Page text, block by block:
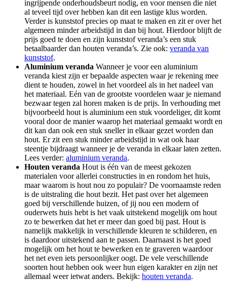
ingrijpende onderhoudsbeurt nodig, en voor mensen die niet
al teveel tijd over hebben kan dit een lastige klus worden.
Verder is kunststof precies op maat te maken en zit er over het
algemeen minder arbeidstijd in dan bij hout. Hierdoor blijft de
prijs goed te doen en zijn kunststof veranda’s een stuk
betaalbaarder dan houten veranda’s. Zie ook: veranda van
kunststof.
Aluminium veranda Wanneer je voor een aluminium
veranda kiest zijn er bepaalde aspecten waar je rekening mee
dient te houden, zowel in het voordeel als in het nadeel van
het materiaal. Eén van de grootste voordelen waar je niemand
bezwaar tegen zal horen maken is de prijs. In verhouding met
bijvoorbeeld hout is aluminium een stuk voordeliger, dit komt
vooral door de manier waarop het materiaal gemaakt wordt en
dit kan dan ook een stuk sneller in elkaar gezet worden dan
hout. Er zit een stuk minder arbeidstijd in wat ook haar
steentje bijdraagt wanneer je de veranda in elkaar laten zetten.
Lees verder: aluminium veranda.
Houten veranda Hout is één van de meest gekozen
materialen voor allerlei constructies in en rondom het huis,
maar waarom is hout nou zo populair? De voornaamste reden
is de uitstraling die hout bezit. Het past over het algemeen
goed bij verschillende huizen, of jij nou een modern of
ouderwets huis hebt is het vaak uitstekend mogelijk om hout
zo te bewerken dat het er meer dan goed bij past. Hout is
namelijk makkelijk in verschillende kleuren te schilderen, en
is daardoor uitstekend aan te passen. Daarnaast is het goed
mogelijk om het hout te bewerken en te graveren waardoor
het net even iets persoonlijker oogt. De vele verschillende
soorten hout hebben ook weer hun eigen karakter en zijn net
allemaal weer ietwat anders. Bekijk: houten veranda.